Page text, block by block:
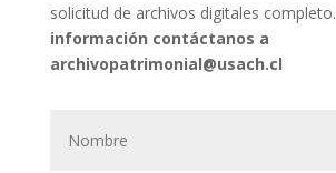
solicitud de archivos digitales completo.
información contáctanos a
archivopatrimonial@usach.cl